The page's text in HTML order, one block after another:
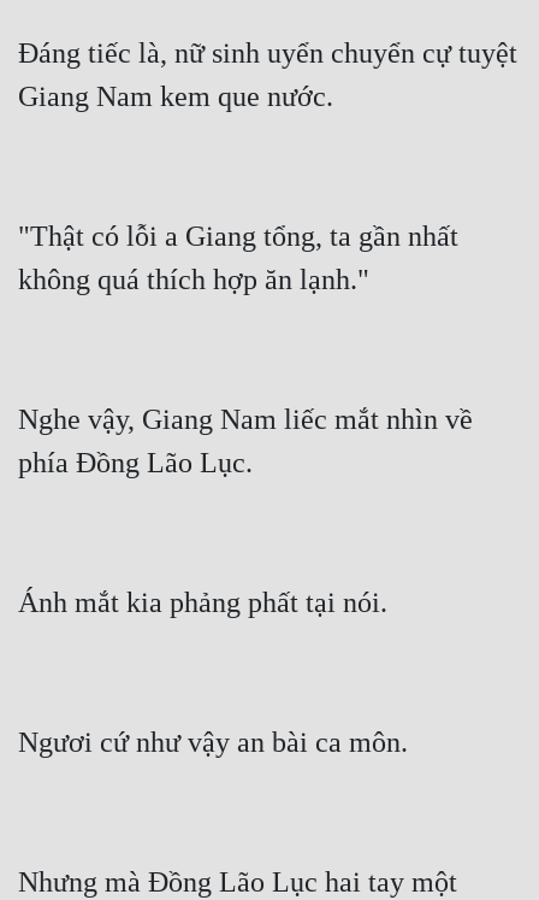
Đẹp
Đẹp Hiệp
Sát Phạt Quyết Đoán
Đáng tiếc là, nữ sinh uyển chuyển cự tuyệt
Giang Nam kem que nước.
"Thật có lỗi a Giang tổng, ta gần nhất
không quá thích hợp ăn lạnh."
Nghe vậy, Giang Nam liếc mắt nhìn về
phía Đồng Lão Lục.
Ánh mắt kia phảng phất tại nói.
Ngươi cứ như vậy an bài ca môn.
Nhưng mà Đồng Lão Lục hai tay một